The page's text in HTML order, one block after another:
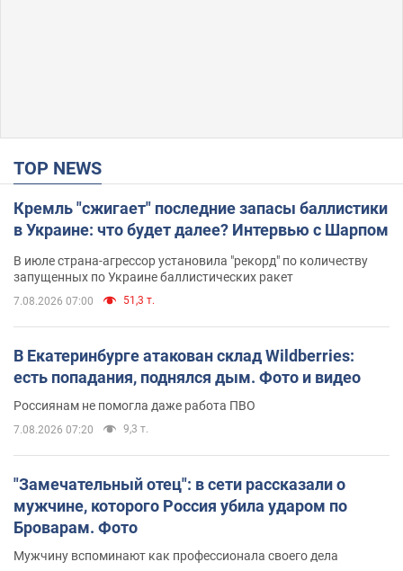
TOP NEWS
Кремль "сжигает" последние запасы баллистики
в Украине: что будет далее? Интервью с Шарпом
В июле страна-агрессор установила "рекорд" по количеству
запущенных по Украине баллистических ракет
7.08.2026 07:00 51,3 т.
В Екатеринбурге атакован склад Wildberries:
есть попадания, поднялся дым. Фото и видео
Россиянам не помогла даже работа ПВО
7.08.2026 07:20 9,3 т.
"Замечательный отец": в сети рассказали о
мужчине, которого Россия убила ударом по
Броварам. Фото
Мужчину вспоминают как профессионала своего дела